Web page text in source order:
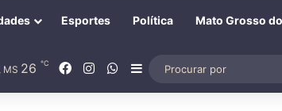
Esportes Política Mato Grosso
MS 26 ℃ Facebook
InstagramWhatsApp
Barra Lateral